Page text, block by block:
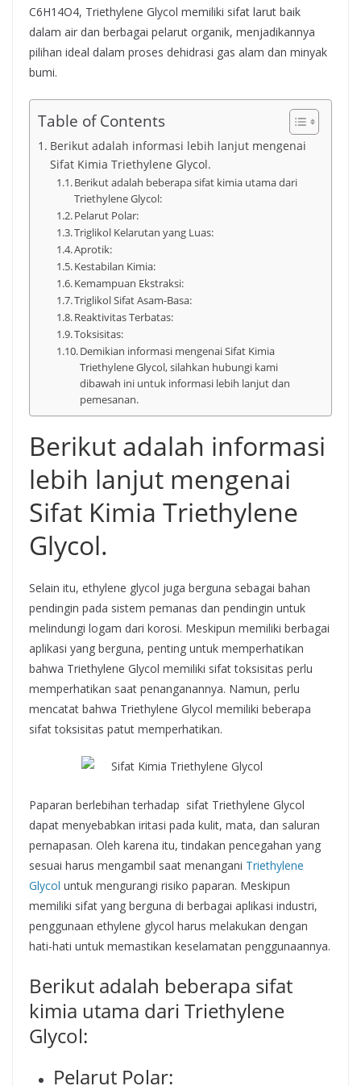
C6H14O4, Triethylene Glycol memiliki sifat larut baik
dalam air dan berbagai pelarut organik, menjadikannya
pilihan ideal dalam proses dehidrasi gas alam dan minyak
bumi.
Table of Contents
Berikut adalah informasi lebih lanjut mengenai
Sifat Kimia Triethylene Glycol.
Berikut adalah beberapa sifat kimia utama dari
Triethylene Glycol:
Pelarut Polar:
Triglikol Kelarutan yang Luas:
Aprotik:
Kestabilan Kimia:
Kemampuan Ekstraksi:
Triglikol Sifat Asam-Basa:
Reaktivitas Terbatas:
Toksisitas:
Demikian informasi mengenai Sifat Kimia
Triethylene Glycol, silahkan hubungi kami
dibawah ini untuk informasi lebih lanjut dan
pemesanan.
Berikut adalah informasi
lebih lanjut mengenai
Sifat Kimia Triethylene
Glycol.
Selain itu, ethylene glycol juga berguna sebagai bahan
pendingin pada sistem pemanas dan pendingin untuk
melindungi logam dari korosi. Meskipun memiliki berbagai
aplikasi yang berguna, penting untuk memperhatikan
bahwa Triethylene Glycol memiliki sifat toksisitas perlu
memperhatikan saat penanganannya. Namun, perlu
mencatat bahwa Triethylene Glycol memiliki beberapa
sifat toksisitas patut memperhatikan.
Paparan berlebihan terhadap sifat Triethylene Glycol
dapat menyebabkan iritasi pada kulit, mata, dan saluran
pernapasan. Oleh karena itu, tindakan pencegahan yang
sesuai harus mengambil saat menangani Triethylene
Glycol untuk mengurangi risiko paparan. Meskipun
memiliki sifat yang berguna di berbagai aplikasi industri,
penggunaan ethylene glycol harus melakukan dengan
hati-hati untuk memastikan keselamatan penggunaannya.
Berikut adalah beberapa sifat
kimia utama dari Triethylene
Glycol:
Pelarut Polar: